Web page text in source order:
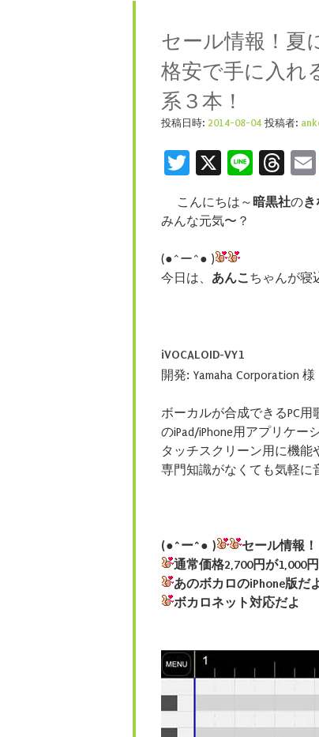
セール情報！夏
格安で手に入れ
系３本！
投稿日時: 2014-08-04 投稿者:
Twitter
X Line
こんにちは～ 暗黒社のき
みんな元気〜？
(●^ー^● )
今日は、 あんこちゃんが寝
iVOCALOID-VY1
開発: Yamaha Corporation 様
ボーカルが合成できるPC用
のiPad/iPhone用アプリケー
タッチスクリーン用に機能
専門知識がなくても気軽に
(●^ー^● )
セール情報！
通常価格2,700円が1,000円
あのボカロのiPhone版だ
ボカロネット対応だよ